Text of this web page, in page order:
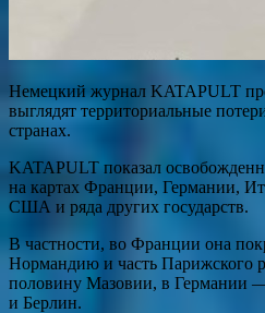
Немецкий журнал KATAPULT
выглядят территориальные
странах.
KATAPULT показал
на картах Франции, Германии,
США и ряда других государств.
В частности, во Франции она
Нормандию и часть Парижского
половину Мазовии, в Германии
и Берлин.